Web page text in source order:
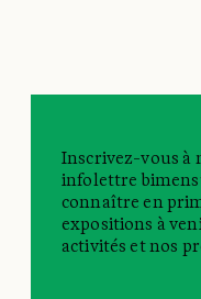
Inscrivez-vous à
infolettre
connaître en
expositions à
activités et nos